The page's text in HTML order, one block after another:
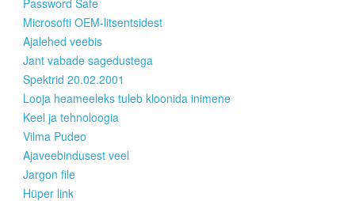
Password Safe
Microsofti OEM-litsentsidest
Ajalehed veebis
Jant vabade sagedustega
Spektrid 20.02.2001
Looja heameeleks tuleb kloonida inimene
Keel ja tehnoloogia
Vilma Pudeo
Ajaveebindusest veel
Jargon file
Hüper link